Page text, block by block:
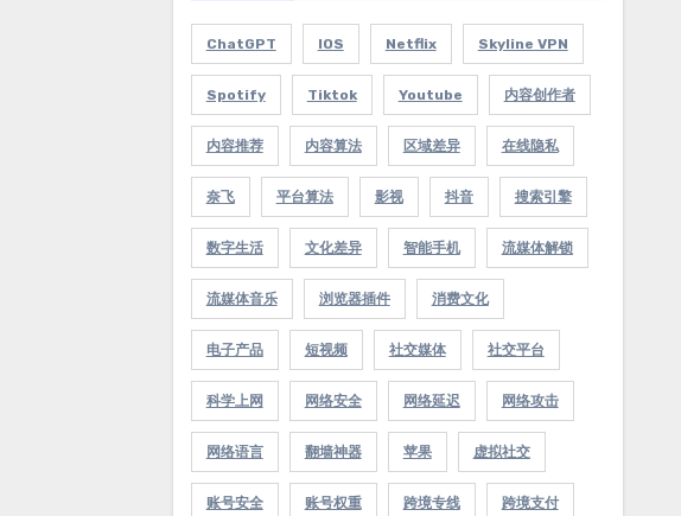
ChatGPT IOS Netflix Skyline VPN
Spotify Tiktok Youtube 内容创作者
内容推荐 内容算法 区域差异 在线隐私
奈飞 平台算法 影视 抖音 搜索引擎
数字生活 文化差异 智能手机 流媒体解锁
流媒体音乐 浏览器插件 消费文化
电子产品 短视频 社交媒体 社交平台
科学上网 网络安全 网络延迟 网络攻击
网络语言 翻墙神器 苹果 虚拟社交
账号安全 账号权重 跨境专线 跨境支付